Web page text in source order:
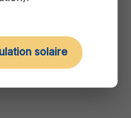
jour, avec de
2,5 kWh un beau jour
par temps couvert en
solaire